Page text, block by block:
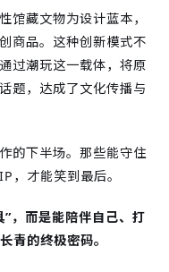
馆藏文物为设计蓝本，
商品。这种创新模式不
过潮玩这一载体，将原
题，达成了文化传播与
的下半场。那些能守住
，才能笑到最后。
，而是能陪伴自己、打
青的终极密码。